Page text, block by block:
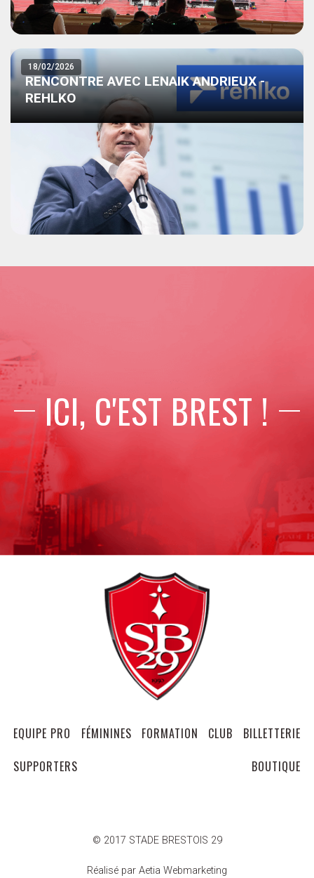
18/02/2026
RENCONTRE AVEC LENAIK ANDRIEUX -
REHLKO
ICI, C'EST BREST !
EQUIPE PRO FÉMININES FORMATION CLUB
BILLETTERIE
SUPPORTERS
BOUTIQUE
© 2017 STADE BRESTOIS 29
Réalisé par Aetia Webmarketing